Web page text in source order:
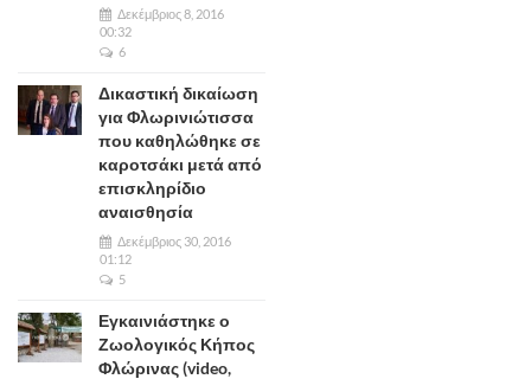
Δεκέμβριος 8, 2016
00:32
6
Δικαστική δικαίωση
για Φλωρινιώτισσα
που καθηλώθηκε σε
καροτσάκι μετά από
επισκληρίδιο
αναισθησία
Δεκέμβριος 30, 2016
01:12
5
Εγκαινιάστηκε ο
Ζωολογικός Κήπος
Φλώρινας (video,